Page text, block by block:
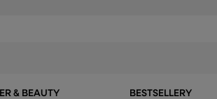
& BEAUTY BESTSELLERY